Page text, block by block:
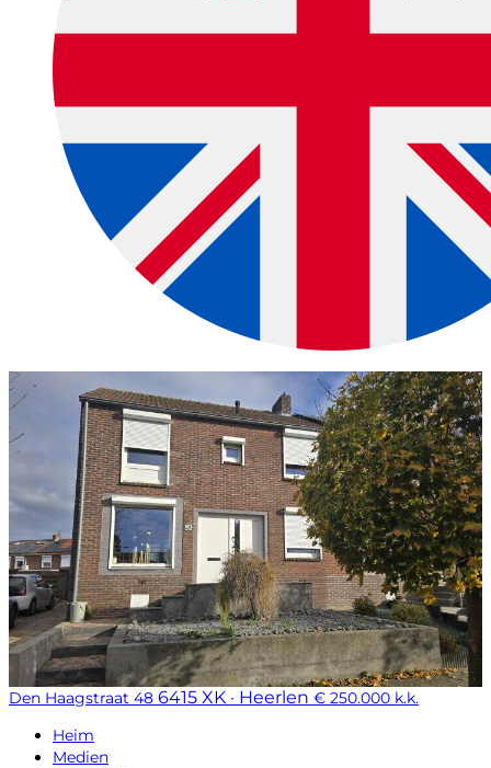
Den Haagstraat 48 6415 XK · Heerlen € 250.000 k.k.
Heim
Medien